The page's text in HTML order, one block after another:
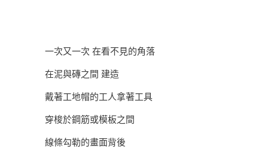
一次又一次 在看不見的角落
在泥與磚之間 建造
戴著工地帽的工人拿著工具
穿梭於鋼筋或模板之間
線條勾勒的畫面背後